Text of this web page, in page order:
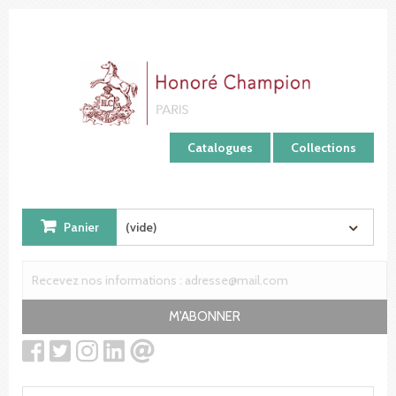
Catalogues Collections
Panier (vide)
M'ABONNER